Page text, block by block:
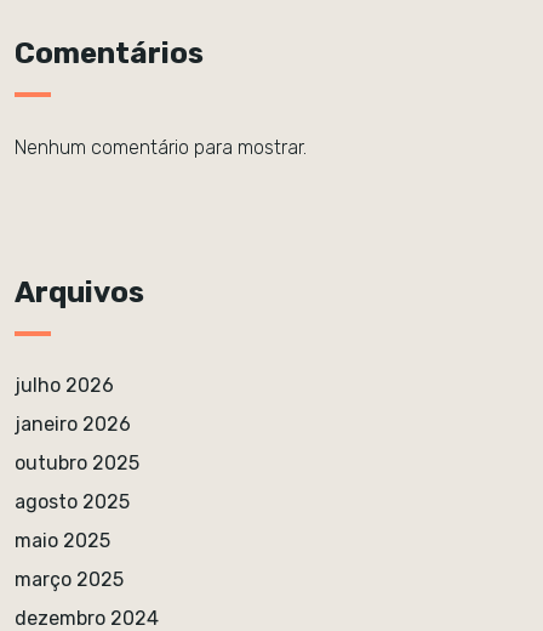
Comentários
Nenhum comentário para mostrar.
Arquivos
julho 2026
janeiro 2026
outubro 2025
agosto 2025
maio 2025
março 2025
dezembro 2024